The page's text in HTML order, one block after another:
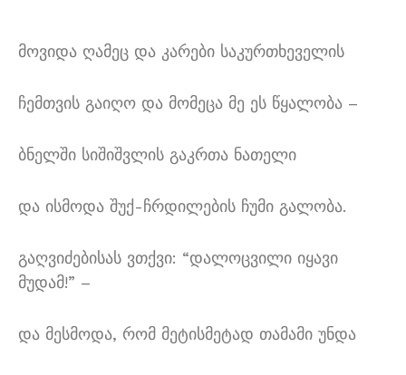
მოვიდა ღამეც და კარები საკურთხეველის
ჩემთვის გაიღო და მომეცა მე ეს წყალობა –
ბნელში სიშიშვლის გაკრთა ნათელი
და ისმოდა შუქ-ჩრდილების ჩუმი გალობა.
გაღვიძებისას ვთქვი: “დალოცვილი იყავი
მუდამ!” –
და მესმოდა, რომ მეტისმეტად თამამი უნდა